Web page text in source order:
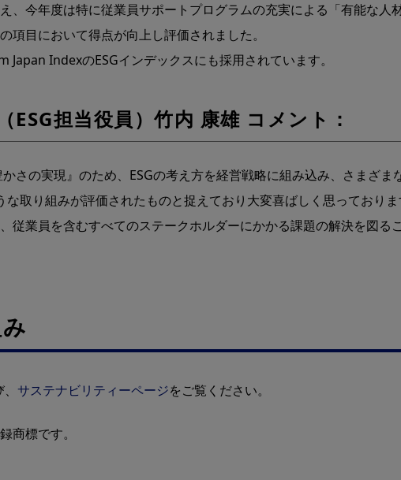
、今年度は特に従業員サポートプログラムの充実による「有能な人
目において得点が向上し評価されました。
IndexのESGインデックスにも採用されています。
担当役員）竹内 康雄 コメント：
さの実現』のため、ESGの考え方を経営戦略に組み込み、さまざま
取り組みが評価されたものと捉えており大変喜ばしく思っておりま
従業員を含むすべてのステークホルダーにかかる課題の解決を図る
サステナビリティーページをご覧ください。
商標です。